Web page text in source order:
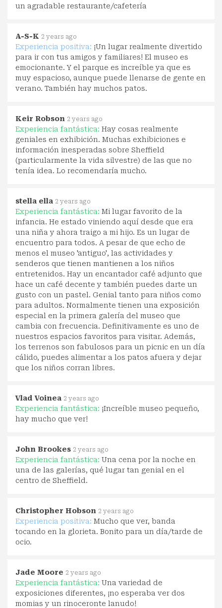
un agradable restaurante/cafetería
A-S-K 2 years ago
Experiencia positiva: ¡Un lugar realmente divertido
para ir con tus amigos y familiares! El museo es
emocionante. Y el parque es increíble ya que es
muy espacioso, aunque puede llenarse de gente en
verano. También hay muchos patos.
Keir Robson 2 years ago
Experiencia fantástica: Hay cosas realmente
geniales en exhibición. Muchas exhibiciones e
información inesperadas sobre Sheffield
(particularmente la vida silvestre) de las que no
tenía idea. Lo recomendaría mucho.
stella ella 2 years ago
Experiencia fantástica: Mi lugar favorito de la
infancia. He estado viniendo aquí desde que era
una niña y ahora traigo a mi hijo. Es un lugar de
encuentro para todos. A pesar de que echo de
menos el museo 'antiguo', las actividades y
senderos que tienen mantienen a los niños
entretenidos. Hay un encantador café adjunto que
hace un café decente y también puedes darte un
gusto con un pastel. Genial tanto para niños como
para adultos. Normalmente tienen una exposición
especial en la primera galería del museo que
cambia con frecuencia. Definitivamente es uno de
nuestros espacios favoritos para visitar. Además,
los terrenos son fabulosos para un picnic en un día
cálido, puedes alimentar a los patos afuera y dejar
que los niños corran libres.
Vlad Voinea 2 years ago
Experiencia fantástica: ¡Increíble museo pequeño,
hay mucho que ver!
John Brookes 2 years ago
Experiencia fantástica: Una cena por la noche en
una de las galerías, qué lugar tan genial en el
centro de Sheffield.
Christopher Hobson 2 years ago
Experiencia positiva: Mucho que ver, banda
tocando en la glorieta. Bonito para un día/tarde de
ocio.
Jade Moore 2 years ago
Experiencia fantástica: Una variedad de
exposiciones diferentes, ¡no esperaba ver dos
momias y un rinoceronte lanudo!